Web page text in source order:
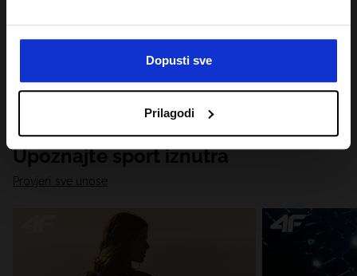
Dopusti sve
Prilagodi
Upoznajte sport iznutra
Provjeri sve unose